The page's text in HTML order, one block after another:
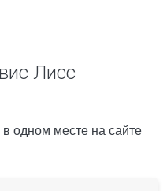
Лисс
одном месте на сайте